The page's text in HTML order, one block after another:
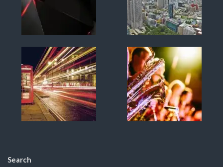
Search